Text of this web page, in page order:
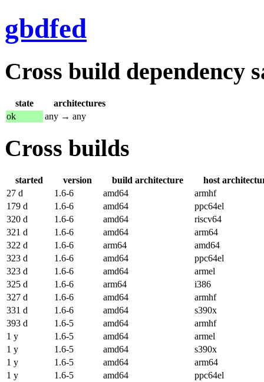
gbdfed
Cross build dependency
state
architectures
ok
any → any
Cross builds
started version build architecture
host
27 d
1.6-6 amd64
armhf
179 d
1.6-6 amd64
ppc64el
320 d
1.6-6 amd64
riscv64
321 d
1.6-6 amd64
arm64
322 d
1.6-6 arm64
amd64
323 d
1.6-6 amd64
ppc64el
323 d
1.6-6 amd64
armel
325 d
1.6-6 arm64
i386
327 d
1.6-6 amd64
armhf
331 d
1.6-6 amd64
s390x
393 d
1.6-5 amd64
armhf
1 y
1.6-5 amd64
armel
1 y
1.6-5 amd64
s390x
1 y
1.6-5 amd64
arm64
1 y
1.6-5 amd64
ppc64el